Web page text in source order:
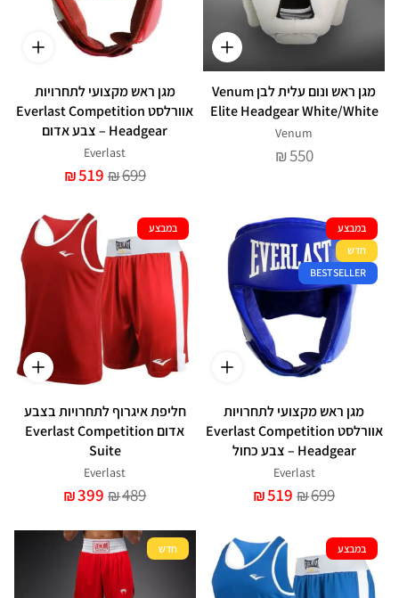
מגן ראש ונום עלית לבן Venum
Elite Headgear White/White
Venum
₪550
מגן ראש מקצועי לתחרויות
אוורלסט Everlast Competition
Headgear – צבע אדום
Everlast
₪519 ₪699
במבצע
חדש
BESTSELLER
מגן ראש מקצועי לתחרויות
אוורלסט Everlast Competition
Headgear – צבע כחול
Everlast
₪519 ₪699
במבצע
חליפת איגרוף לתחרויות בצבע
אדום Everlast Competition
Suite
Everlast
₪399 ₪489
במבצע חדש